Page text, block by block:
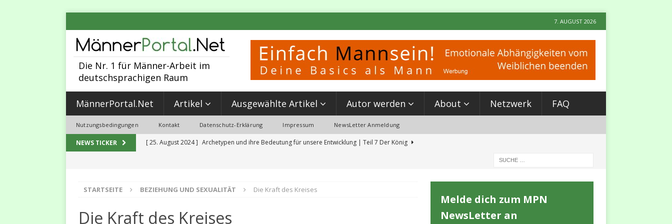
7. AUGUST 2026
Die Nr. 1 für Männer-Arbeit im
deutschsprachigen Raum
MännerPortal.Net Artikel Ausgewählte Artikel Autor werden About Netzwerk FAQ
Nutzungsbedingungen Kontakt Datenschutz-Erklärung Impressum NewsLetter Anmeldung
NEWS TICKER [ 25. August 2024 ] Archetypen und ihre Bedeutung für unsere Entwicklung | Teil 7 Der König
2023
MALEVOLUTION
[ 31. Mai 2023 ]
5 Programmierungen aus der Schulzeit, die du jetzt löschen solltest
STARTSEITE BEZIEHUNG UND SEXUALITÄT Die Kraft des Kreises
Die Kraft des Kreises
Melde dich zum MPN
NewsLetter an